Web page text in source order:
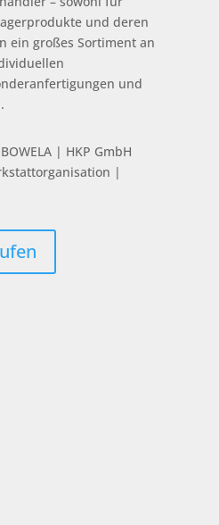
und deren
ein großes Sortiment an
und
| HKP GmbH
|